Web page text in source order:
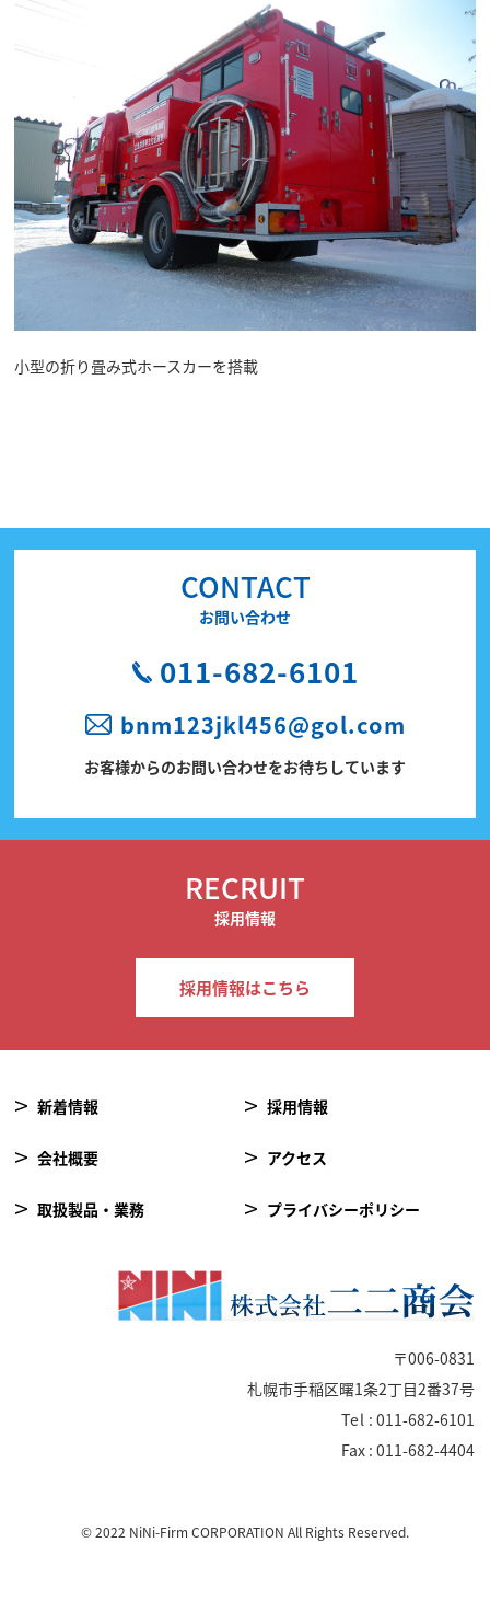
小型の折り畳み式ホースカーを搭載
CONTACT
お問い合わせ
011-682-6101
bnm123jkl456@gol.com
お客様からのお問い合わせをお待ちしています
RECRUIT
採用情報
採用情報はこちら
新着情報
会社概要
取扱製品・業務
採用情報
アクセス
プライバシーポリシー
〒006-0831
札幌市手稲区曙1条2丁目2番37号
Tel : 011-682-6101
Fax : 011-682-4404
© 2022 NiNi-Firm CORPORATION All Rights Reserved.